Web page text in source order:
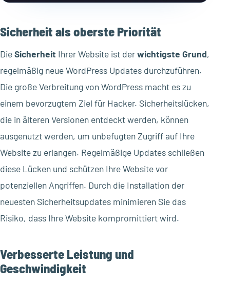
Sicherheit als oberste Priorität
DieSicherheit Ihrer Website ist derwichtigste Grund,
regelmäßig neue WordPress Updates durchzuführen.
Die große Verbreitung von WordPress macht es zu
einem bevorzugtem Ziel für Hacker. Sicherheitslücken,
die in älteren Versionen entdeckt werden, können
ausgenutzt werden, um unbefugten Zugriff auf Ihre
Website zu erlangen. Regelmäßige Updates schließen
diese Lücken und schützen Ihre Website vor
potenziellen Angriffen. Durch die Installation der
neuesten Sicherheitsupdates minimieren Sie das
Risiko, dass Ihre Website kompromittiert wird.
Verbesserte Leistung und
Geschwindigkeit